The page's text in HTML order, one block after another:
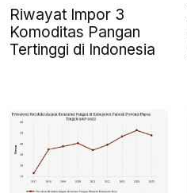
Riwayat Impor 3
Komoditas Pangan
Tertinggi di Indonesia